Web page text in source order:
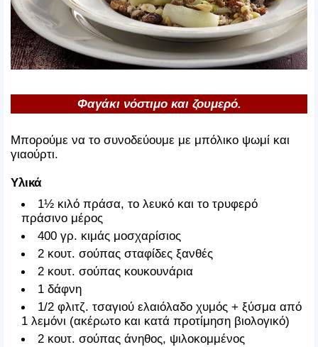
Φαγάκι νόστιμο και ζουμερό.
Μπορούμε να το συνοδεύουμε με μπόλικο ψωμί και
γιαούρτι.
Υλικά
1½ κιλό πράσα, το λευκό και το τρυφερό
πράσινο μέρος
400 γρ. κιμάς μοσχαρίσιος
2 κουτ. σούπας σταφίδες ξανθές
2 κουτ. σούπας κουκουνάρια
1 δάφνη
1/2 φλιτζ. τσαγιού ελαιόλαδο χυμός + ξύσμα από
1 λεμόνι (ακέρωτο και κατά προτίμηση βιολογικό)
2 κουτ. σούπας άνηθος, ψιλοκομμένος